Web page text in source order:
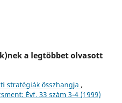
a legtöbbet olvasott
stratégiák összhangja ,
Évf. 33 szám 3-4 (1999)